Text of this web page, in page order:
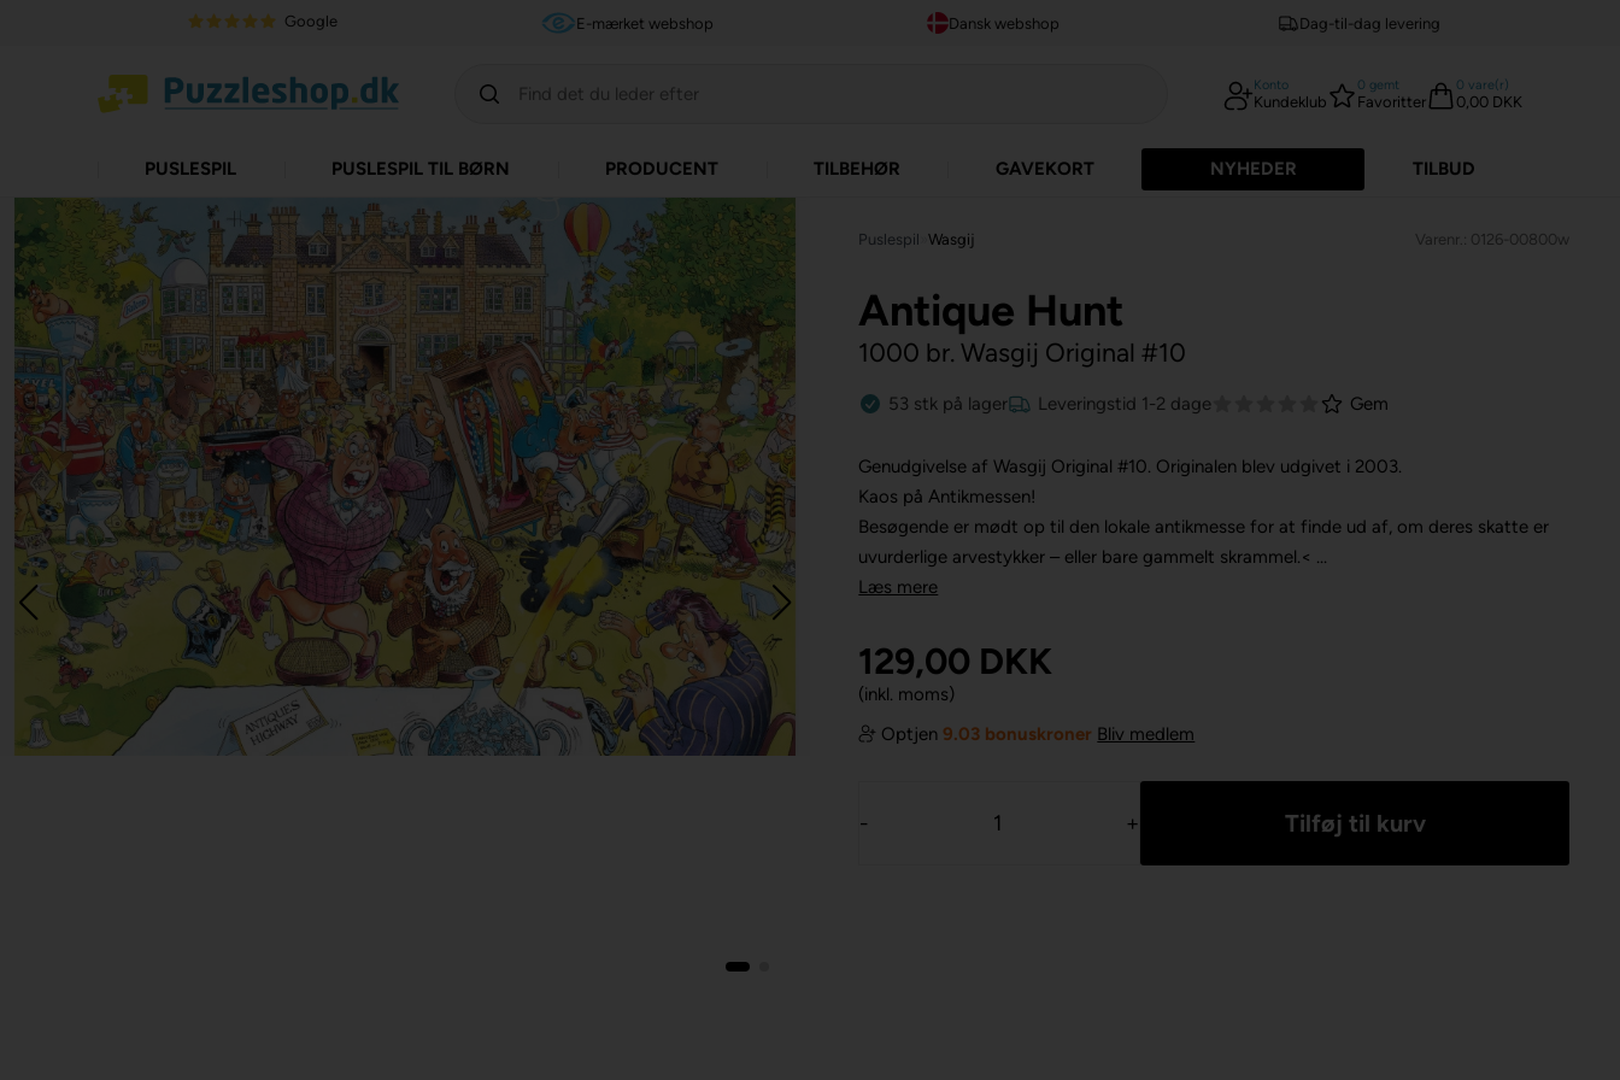
Google E-mærket webshop Dansk webshop Dag-til-dag levering
Konto
Kundeklub
0 gemt
Favoritter
0 vare(r)
0,00 DKK
PUSLESPIL PUSLESPIL TIL BØRN PRODUCENT TILBEHØR GAVEKORT NYHEDER TILBUD
Puslespil »Wasgij Varenr.: 0126-00800w
Antique Hunt
1000 br. Wasgij Original #10
53 stk på lager Leveringstid 1-2 dage Gem
Genudgivelse af Wasgij Original #10. Originalen blev udgivet i 2003.
Kaos på Antikmessen!
Besøgende er mødt op til den lokale antikmesse for at finde ud af, om deres skatte er
uvurderlige arvestykker – eller bare gammelt skrammel.< ...
Læs mere
129,00 DKK
(inkl. moms)
Optjen9.03 bonuskroner Bliv medlem
- +